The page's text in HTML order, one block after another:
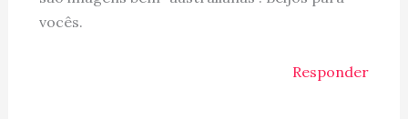
vocês.
Responder